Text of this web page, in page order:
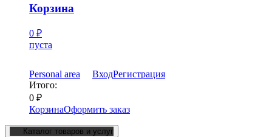
Корзина
0 ₽
пуста
Personal area ВходРегистрация
Итого:
0 ₽
КорзинаОформить заказ
Каталог товаров и услуг